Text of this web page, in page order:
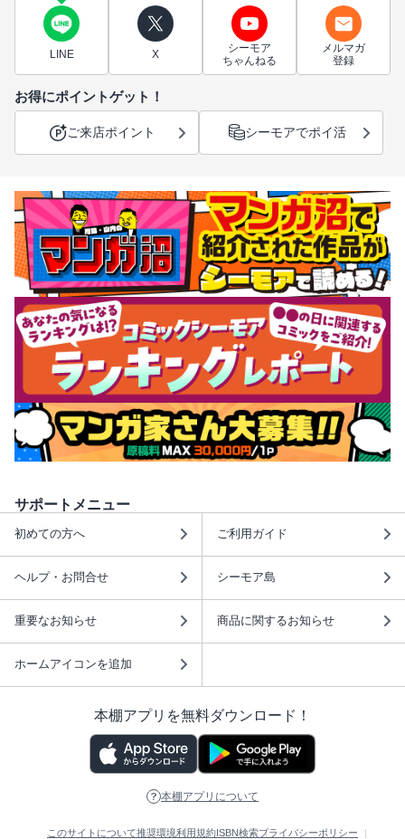
LINE X
シーモア
ちゃんねる
メルマガ
登録
お得にポイントゲット！
ご来店ポイント シーモアでポイ活
サポートメニュー
初めての方へ ご利用ガイド
ヘルプ・お問合せ シーモア島
重要なお知らせ 商品に関するお知らせ
ホームアイコンを追加
本棚アプリを無料ダウンロード！
本棚アプリについて
このサイトについて推奨環境利用規約ISBN検索プライバシーポリシー